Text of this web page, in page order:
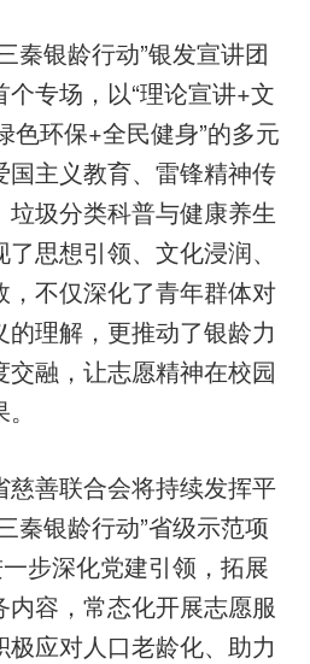
银龄行动”银发宣讲团
专场，以“理论宣讲+文
色环保+全民健身”的多元
主义教育、雷锋精神传
圾分类科普与健康养生
思想引领、文化浸润、
，不仅深化了青年群体对
理解，更推动了银龄力
融，让志愿精神在校园
善联合会将持续发挥平
秦银龄行动”省级示范项
步深化党建引领，拓展
容，常态化开展志愿服
应对人口老龄化、助力